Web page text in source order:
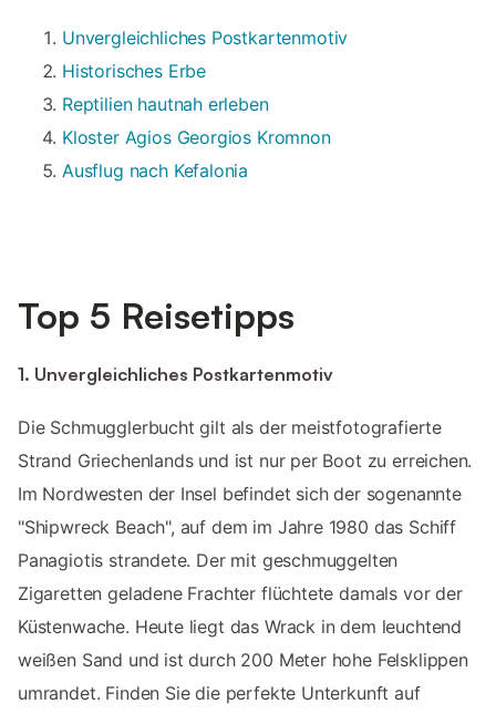
Unvergleichliches Postkartenmotiv
Historisches Erbe
Reptilien hautnah erleben
Kloster Agios Georgios Kromnon
Ausflug nach Kefalonia
Top 5 Reisetipps
1. Unvergleichliches Postkartenmotiv
Die Schmugglerbucht gilt als der meistfotografierte
Strand Griechenlands und ist nur per Boot zu erreichen.
Im Nordwesten der Insel befindet sich der sogenannte
"Shipwreck Beach", auf dem im Jahre 1980 das Schiff
Panagiotis strandete. Der mit geschmuggelten
Zigaretten geladene Frachter flüchtete damals vor der
Küstenwache. Heute liegt das Wrack in dem leuchtend
weißen Sand und ist durch 200 Meter hohe Felsklippen
umrandet. Finden Sie die perfekte Unterkunft auf